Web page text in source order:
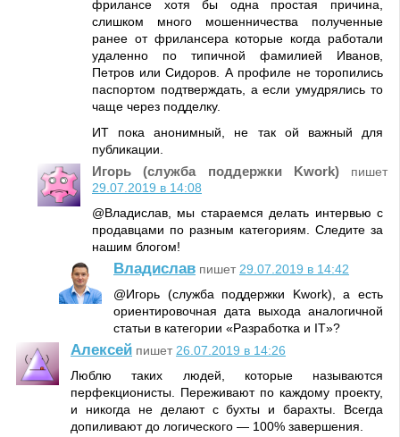
фрилансе хотя бы одна простая причина,
слишком много мошенничества полученные
ранее от фрилансера которые когда работали
удаленно по типичной фамилией Иванов,
Петров или Сидоров. А профиле не торопились
паспортом подтверждать, а если умудрялись то
чаще через подделку.
ИТ пока анонимный, не так ой важный для
публикации.
Игорь (служба поддержки Kwork)пишет
29.07.2019 в 14:08
@Владислав, мы стараемся делать интервью с
продавцами по разным категориям. Следите за
нашим блогом!
Владислав пишет 29.07.2019 в 14:42
@Игорь (служба поддержки Kwork), а есть
ориентировочная дата выхода аналогичной
статьи в категории «Разработка и IT»?
Алексей пишет 26.07.2019 в 14:26
Люблю таких людей, которые называются
перфекционисты. Переживают по каждому проекту,
и никогда не делают с бухты и барахты. Всегда
допиливают до логического — 100% завершения.